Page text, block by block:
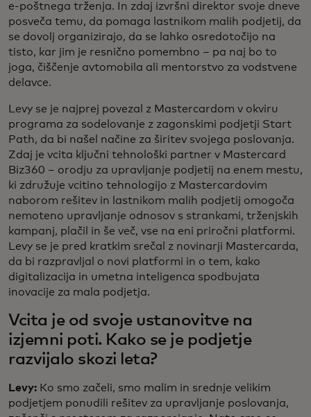
e-poštnega trženja. In zdaj izvršni direktor svoje dneve
posveča temu, da pomaga lastnikom malih podjetij, da
se dovolj organizirajo, da se lahko osredotočijo na
tisto, kar jim je resnično pomembno – pa naj bo to
joga, čiščenje avtomobila ali mentorstvo za vodstvene
delavce.
Levy se je najprej povezal z Mastercardom v okviru
programa za sodelovanje z zagonskimi podjetji Start
Path, da bi našel načine za širitev svojega poslovanja.
Zdaj je vcita ključni tehnološki partner v Mastercard
Biz360 – orodju za upravljanje podjetij na enem mestu,
ki združuje vcitino tehnologijo z Mastercardovim
naborom rešitev in lastnikom malih podjetij omogoča
nemoteno upravljanje odnosov s strankami, trženjskih
kampanj, plačil in še več, vse na eni priročni platformi.
Levy se je pred kratkim srečal z novinarji Mastercarda,
da bi razpravljal o novi platformi in o tem, kako
digitalizacija in umetna inteligenca spodbujata
inovacije za mala podjetja.
Vcita je od svoje ustanovitve na
izjemni poti. Kako se je podjetje
razvijalo skozi leta?
Levy: Ko smo začeli, smo malim in srednje velikim
podjetjem ponudili rešitev za upravljanje poslovanja,